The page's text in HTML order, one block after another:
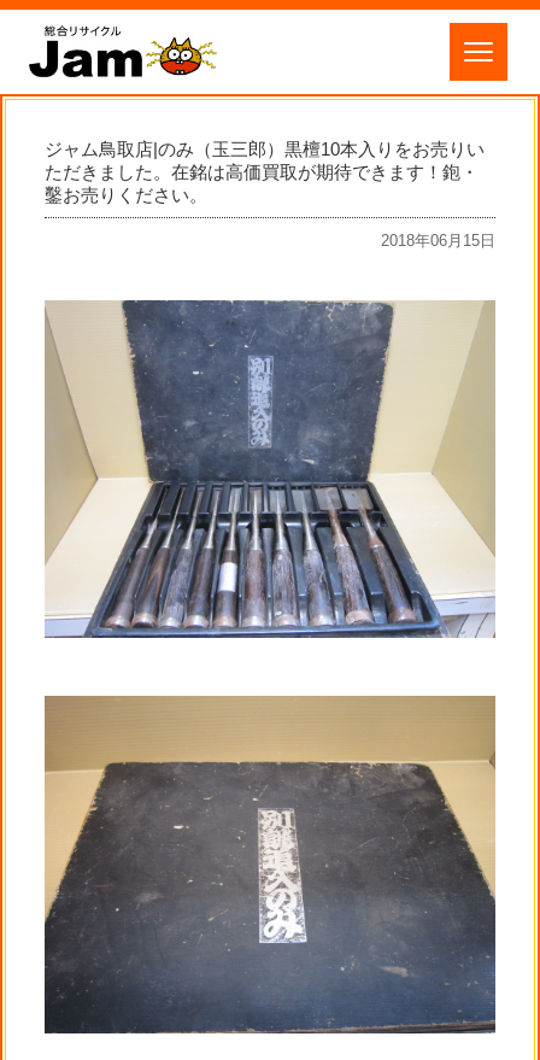
ジャム鳥取店|のみ（玉三郎）黒檀10本入りをお売りい
ただきました。在銘は高価買取が期待できます！鉋・
鑿お売りください。
2018年06月15日